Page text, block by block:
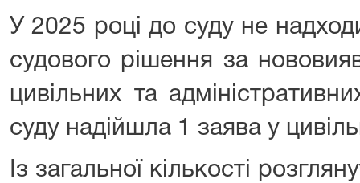
У 2025 році до суду не
судового рішення за
цивільних та
суду надійшла 1 заява у
Із загальної кількості